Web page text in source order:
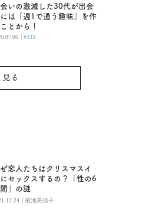
いの激減した30代が出会
には「週1で通う趣味」を作
とから！
| #333
見る
恋人たちはクリスマスイ
セックスするの？「性の6
」の謎
| 菊池美佳子